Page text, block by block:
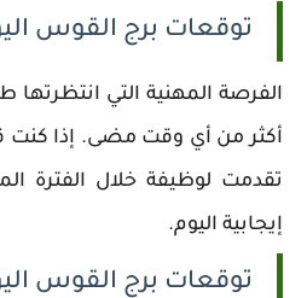
توقعات برج القوس
الفرصة المهنية التي انتظرتها
أكثر من أي وقت مضى. إذا
تقدمت لوظيفة خلال الفترة
إيجابية اليوم.
توقعات برج القوس